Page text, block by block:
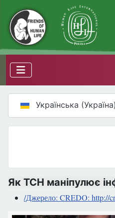
Оберіть свою мову
Українська (Україна)
Як ТСН маніпулює
/Джерело: CREDO: http://